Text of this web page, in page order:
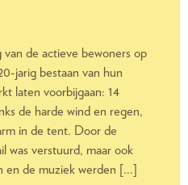
van de actieve bewoners op
jarig bestaan van hun
laten voorbijgaan: 14
de harde wind en regen,
in de tent. Door de
was verstuurd, maar ook
en de muziek werden […]